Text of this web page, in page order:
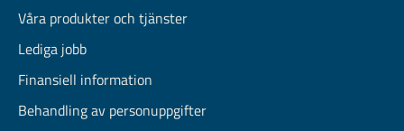
Våra produkter och tjänster
Lediga jobb
Finansiell information
Behandling av personuppgifter